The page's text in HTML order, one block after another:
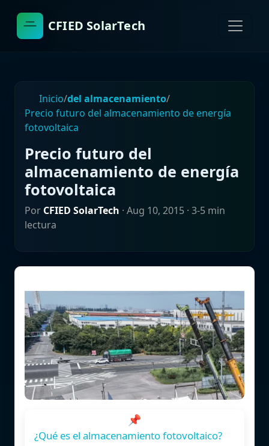
CFIED SolarTech
Inicio/del almacenamiento/
Precio futuro del almacenamiento de energía
fotovoltaica
Precio futuro del
almacenamiento de energía
fotovoltaica
Por CFIED SolarTech · Aug 10, 2015 · 3-5 min
lectura
📌
¿Qué es el almacenamiento fotovoltaico?